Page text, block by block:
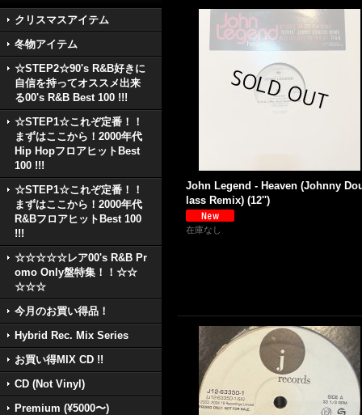
クリスマスアイテム
冬物アイテム
☆STEP2☆90's R&B好きに
自信を持ってオススメ出来
る00's R&B Best 100 !!!
☆STEP1☆これぞ定番！！
まずはここから！2000年代
Hip HopフロアヒットBest
100 !!!
☆STEP1☆これぞ定番！！
まずはここから！2000年代
R&BフロアヒットBest 100
!!!
☆☆☆☆☆レア00's R&B Pr
omo Only盤特集！！☆☆
☆☆☆
今月のお買い得品！
Hybrid Rec. Mix Series
お買い得MIX CD !!
CD (Not Vinyl)
Premium (¥5000〜)
John Legend - Heaven (Johnny
lass Remix) (12'')
在庫なし